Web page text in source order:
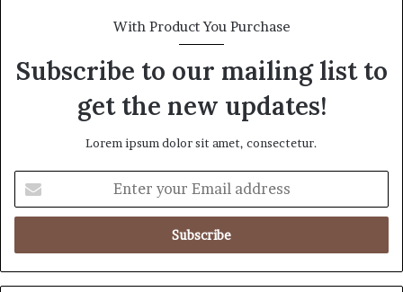
With Product You Purchase
Subscribe to our mailing list to
get the new updates!
Lorem ipsum dolor sit amet, consectetur.
t
r
y